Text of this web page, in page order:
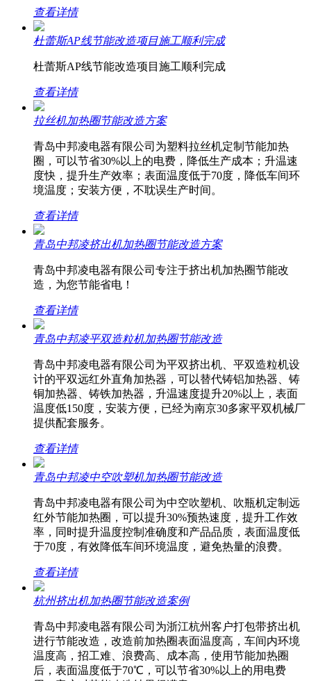
查看详情
杜蕾斯AP线节能改造项目施工顺利完成
杜蕾斯AP线节能改造项目施工顺利完成
查看详情
拉丝机加热圈节能改造方案
青岛中邦凌电器有限公司为塑料拉丝机定制节能加热
圈，可以节省30%以上的电费，降低生产成本；升温速
度快，提升生产效率；表面温度低于70度，降低车间环
境温度；安装方便，不耽误生产时间。
查看详情
青岛中邦凌挤出机加热圈节能改造方案
青岛中邦凌电器有限公司专注于挤出机加热圈节能改
造，为您节能省电！
查看详情
青岛中邦凌平双造粒机加热圈节能改造
青岛中邦凌电器有限公司为平双挤出机、平双造粒机设
计的平双远红外直角加热器，可以替代铸铝加热器、铸
铜加热器、铸铁加热器，升温速度提升20%以上，表面
温度低150度，安装方便，已经为南京30多家平双机械厂
提供配套服务。
查看详情
青岛中邦凌中空吹塑机加热圈节能改造
青岛中邦凌电器有限公司为中空吹塑机、吹瓶机定制远
红外节能加热圈，可以提升30%预热速度，提升工作效
率，同时提升温度控制准确度和产品品质，表面温度低
于70度，有效降低车间环境温度，避免热量的浪费。
查看详情
杭州挤出机加热圈节能改造案例
青岛中邦凌电器有限公司为浙江杭州客户打包带挤出机
进行节能改造，改造前加热圈表面温度高，车间内环境
温度高，招工难、浪费高、成本高，使用节能加热圈
后，表面温度低于70℃，可以节省30%以上的用电费